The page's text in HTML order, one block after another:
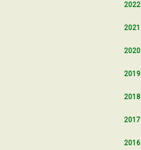
2022
2021
2020
2019
2018
2017
2016